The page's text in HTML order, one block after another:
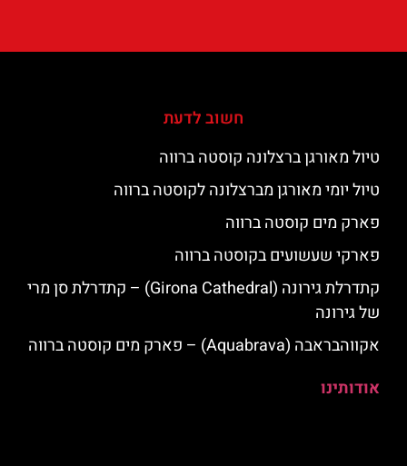
חשוב לדעת
טיול מאורגן ברצלונה קוסטה ברווה
טיול יומי מאורגן מברצלונה לקוסטה ברווה
פארק מים קוסטה ברווה
פארקי שעשועים בקוסטה ברווה
קתדרלת גירונה (Girona Cathedral) – קתדרלת סן מרי
של גירונה
אקווהבראבה (Aquabrava) – פארק מים קוסטה ברווה
אודותינו